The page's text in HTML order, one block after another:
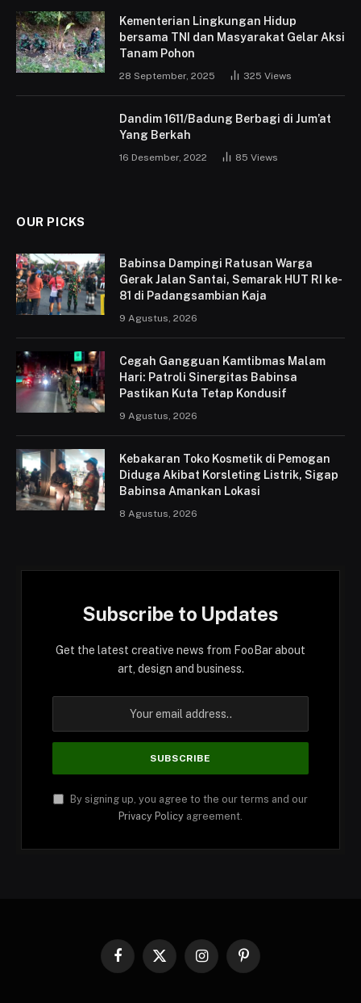
Kementerian Lingkungan Hidup
bersama TNI dan Masyarakat Gelar Aksi
Tanam Pohon
28 September, 2025 325 Views
Dandim 1611/Badung Berbagi di Jum’at
Yang Berkah
16 Desember, 2022 85 Views
OUR PICKS
Babinsa Dampingi Ratusan Warga
Gerak Jalan Santai, Semarak HUT RI ke-
81 di Padangsambian Kaja
9 Agustus, 2026
Cegah Gangguan Kamtibmas Malam
Hari: Patroli Sinergitas Babinsa
Pastikan Kuta Tetap Kondusif
9 Agustus, 2026
Kebakaran Toko Kosmetik di Pemogan
Diduga Akibat Korsleting Listrik, Sigap
Babinsa Amankan Lokasi
8 Agustus, 2026
Subscribe to Updates
Get the latest creative news from FooBar about
art, design and business.
By signing up, you agree to the our terms and our
Privacy Policy agreement.
Facebook
X
InstagramPinterest